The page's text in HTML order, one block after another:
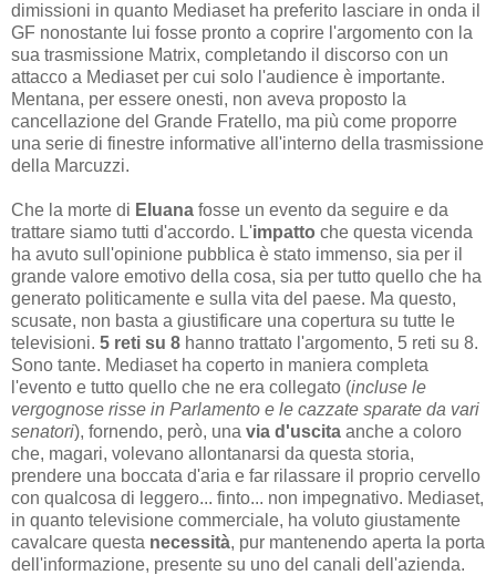
dimissioni in quanto Mediaset ha preferito lasciare in onda il
GF nonostante lui fosse pronto a coprire l'argomento con la
sua trasmissione Matrix, completando il discorso con un
attacco a Mediaset per cui solo l'audience è importante.
Mentana, per essere onesti, non aveva proposto la
cancellazione del Grande Fratello, ma più come proporre
una serie di finestre informative all'interno della trasmissione
della Marcuzzi.
Che la morte di Eluana fosse un evento da seguire e da
trattare siamo tutti d'accordo. L'impatto che questa vicenda
ha avuto sull'opinione pubblica è stato immenso, sia per il
grande valore emotivo della cosa, sia per tutto quello che ha
generato politicamente e sulla vita del paese. Ma questo,
scusate, non basta a giustificare una copertura su tutte le
televisioni. 5 reti su 8 hanno trattato l'argomento, 5 reti su 8.
Sono tante. Mediaset ha coperto in maniera completa
l'evento e tutto quello che ne era collegato (incluse le
vergognose risse in Parlamento e le cazzate sparate da vari
senatori), fornendo, però, una via d'uscita anche a coloro
che, magari, volevano allontanarsi da questa storia,
prendere una boccata d'aria e far rilassare il proprio cervello
con qualcosa di leggero... finto... non impegnativo. Mediaset,
in quanto televisione commerciale, ha voluto giustamente
cavalcare questa necessità, pur mantenendo aperta la porta
dell'informazione, presente su uno del canali dell'azienda.